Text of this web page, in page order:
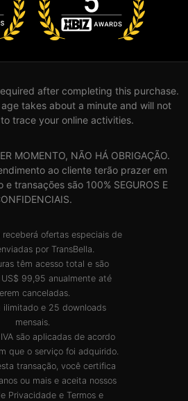
after completing this purchase.
takes about a minute and will not
trace your online activities.
MOMENTO, NÃO HÁ OBRIGAÇÃO.
ao cliente terão prazer em
transações são 100% SEGUROS E
ofertas especiais de
por TransBella.
têm acesso total e são
99,95 anualmente até
canceladas.
ilimitado e 25 downloads
mensais.
são aplicadas de acordo
que o serviço foi adquirido.
transação, você certifica
ou mais e aceita nossos
Privacidadee Termos e